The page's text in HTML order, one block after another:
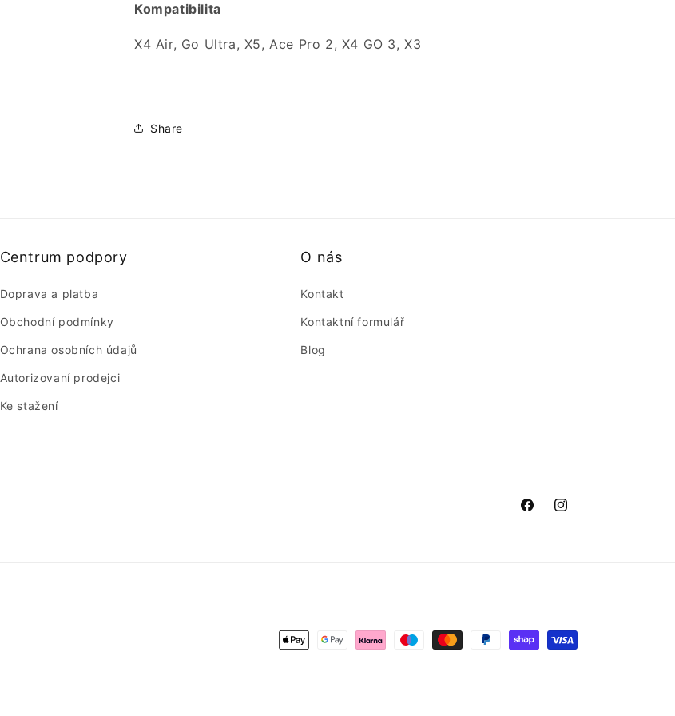
Kompatibilita
X4 Air, Go Ultra, X5, Ace Pro 2, X4 GO 3, X3
Share
Centrum podpory
Doprava a platba
Obchodní podmínky
Ochrana osobních údajů
Autorizovaní prodejci
Ke stažení
O nás
Kontakt
Kontaktní formulář
Blog
FacebookInstagram
Spôsoby